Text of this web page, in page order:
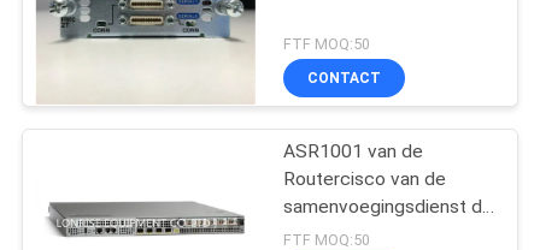
FTF MOQ:50
CONTACT
ASR1001 van de
Routercisco van de
samenvoegingsdienst de
Fabrieken van de
FTF MOQ:50